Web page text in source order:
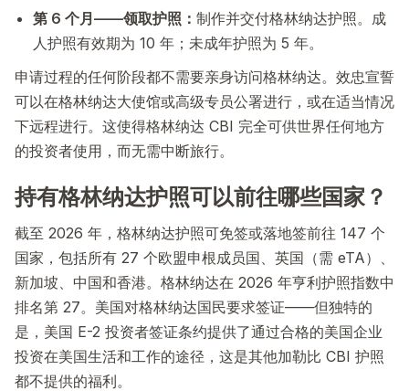
第 6 个月——领取护照： 制作并交付格林纳达护照。成
人护照有效期为 10 年；未成年护照为 5 年。
申请过程的任何阶段都不需要亲身访问格林纳达。效忠宣誓
可以在格林纳达大使馆或高级专员公署进行，或在适当情况
下远程进行。这使得格林纳达 CBI 完全可供世界任何地方
的投资者使用，而无需中断旅行。
持有格林纳达护照可以前往哪些国家？
截至 2026 年，格林纳达护照可免签或落地签前往 147 个
国家，包括所有 27 个欧盟申根成员国、英国（需 eTA）、
新加坡、中国和香港。格林纳达在 2026 年亨利护照指数中
排名第 27。美国对格林纳达国民要求签证——但独特的
是，美国 E-2 投资者签证条约提供了通过合格的美国企业
投资在美国生活和工作的途径，这是其他加勒比 CBI 护照
都不提供的福利。